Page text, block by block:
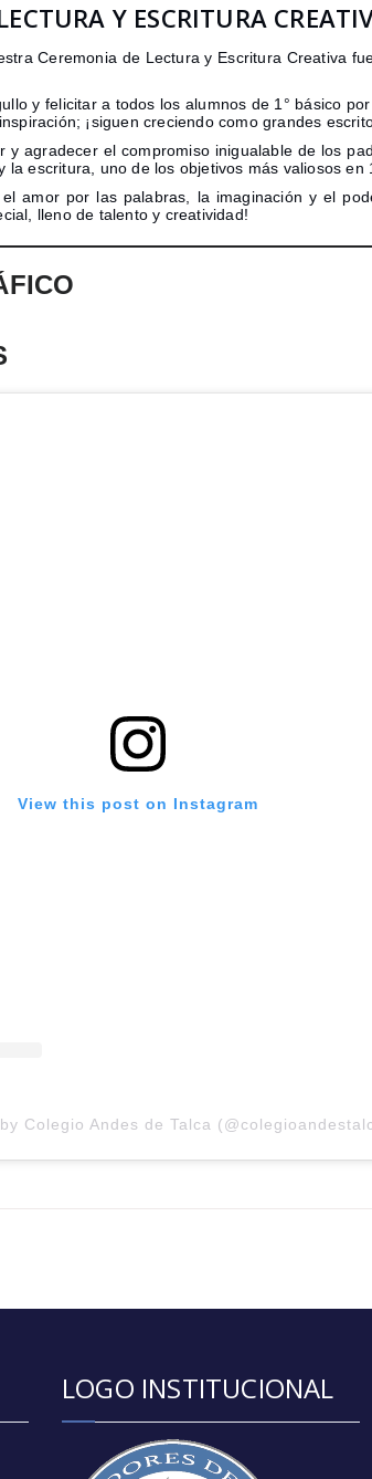
Y ESCRITURA
Ceremonia de Lectura y Escritura Creativa
y felicitar a todos los alumnos de 1° básico
¡siguen creciendo como grandes
y agradecer el compromiso inigualable de los
escritura, uno de los objetivos más valiosos
amor por las palabras, la imaginación y el
lleno de talento y creatividad!
View this post on Instagram
Colegio Andes de Talca
LOGO INSTITUCIONAL